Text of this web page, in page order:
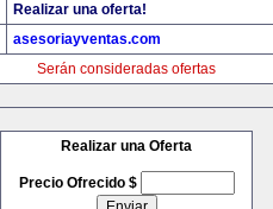
Realizar una oferta!
asesoriayventas.com
Serán consideradas ofertas
Realizar una Oferta
Precio Ofrecido $